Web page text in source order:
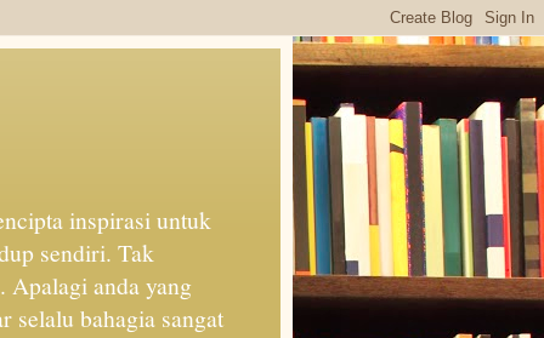
inspirasi untuk
sendiri. Tak
Apalagi anda yang
selalu bahagia sangat